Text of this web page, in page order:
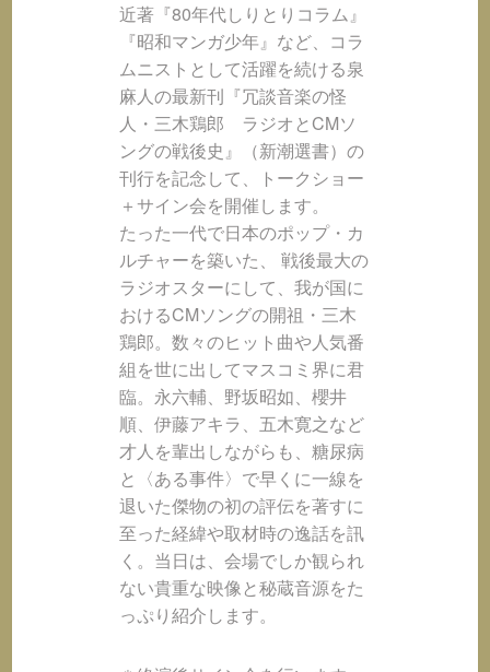
近著『80年代しりとりコラム』
『昭和マンガ少年』など、コラ
ムニストとして活躍を続ける泉
麻人の最新刊『冗談音楽の怪
人・三木鶏郎 ラジオとCMソ
ングの戦後史』（新潮選書）の
刊行を記念して、トークショー
＋サイン会を開催します。
たった一代で日本のポップ・カ
ルチャーを築いた、 戦後最大の
ラジオスターにして、我が国に
おけるCMソングの開祖・三木
鶏郎。数々のヒット曲や人気番
組を世に出してマスコミ界に君
臨。永六輔、野坂昭如、櫻井
順、伊藤アキラ、五木寛之など
才人を輩出しながらも、糖尿病
と〈ある事件〉で早くに一線を
退いた傑物の初の評伝を著すに
至った経緯や取材時の逸話を訊
く。当日は、会場でしか観られ
ない貴重な映像と秘蔵音源をた
っぷり紹介します。